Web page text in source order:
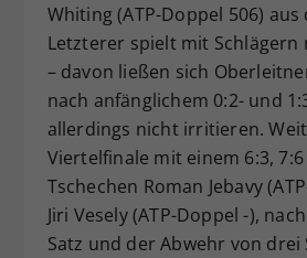
Whiting (ATP-Doppel 506) aus
Letzterer spielt mit Schlägern
– davon ließen sich
nach anfänglichem 0:2- und
allerdings nicht irritieren.
Viertelfinale mit einem 6:3,
Tschechen Roman Jebavy
Jiri Vesely (ATP-Doppel -),
Satz und der Abwehr von drei